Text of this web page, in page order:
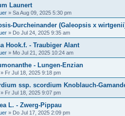
Launert
» Sa Aug 09, 2025 5:30 pm
Durcheinander (Galeopsis x
» Do Jul 24, 2025 9:35 am
Hook.f. - Traubiger Alant
» Mo Jul 21, 2025 10:24 am
- Lungen-Enzian
» Fr Jul 18, 2025 9:18 pm
ssp. scordium Knoblauch-
» Fr Jul 18, 2025 9:07 pm
L. - Zwerg-Pippau
» Do Jul 17, 2025 2:09 pm